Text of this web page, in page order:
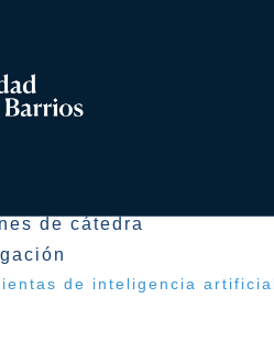
de cátedra
de inteligencia